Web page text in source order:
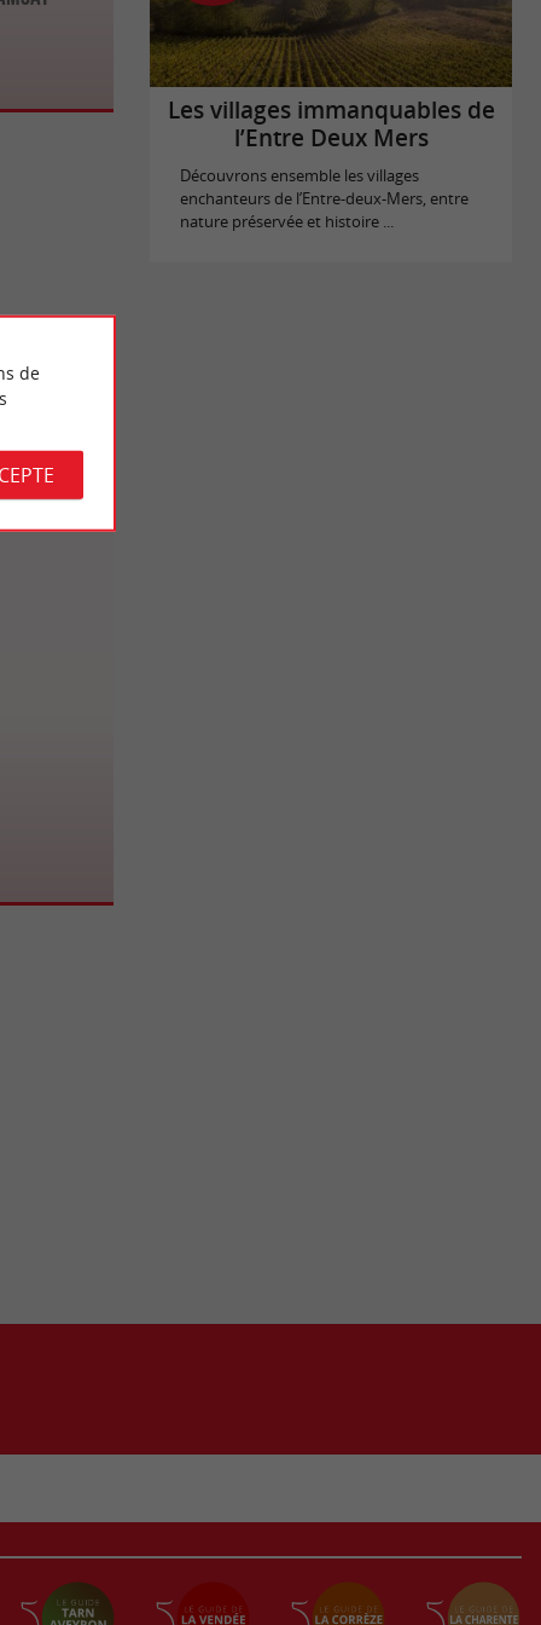
Les villages immanquables de
l’Entre Deux Mers
Découvrons ensemble les villages
enchanteurs de l’Entre-deux-Mers, entre
nature préservée et histoire ...
de